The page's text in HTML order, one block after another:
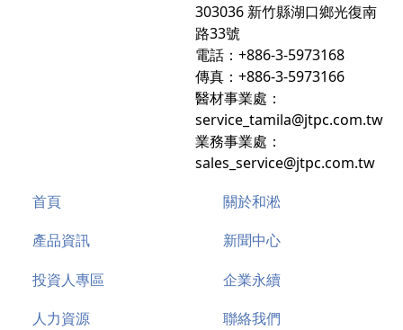
303036 新竹縣湖口鄉光復南
路33號
電話：+886-3-5973168
傳真：+886-3-5973166
醫材事業處：
service_tamila@jtpc.com.tw
業務事業處：
sales_service@jtpc.com.tw
首頁
關於和淞
產品資訊
新聞中心
投資人專區
企業永續
人力資源
聯絡我們